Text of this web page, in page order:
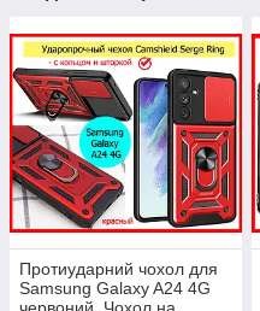
Протиударний чохол для
Samsung Galaxy A24 4G